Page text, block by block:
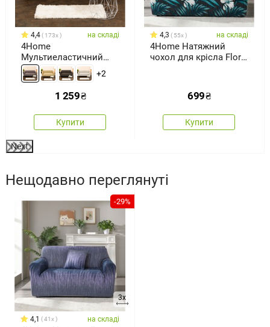
4,4 173x на складі
4Home
Мультиеластичний
чохол для канапи
Comfort сірий, 180 -
+2
1 259₴
Купити
4,3 55x на складі
4Home Натяжний
чохол для крісла Flora,
699₴
Купити
Next
Нещодавно переглянуті
-29%
3x
4,1 41x на складі